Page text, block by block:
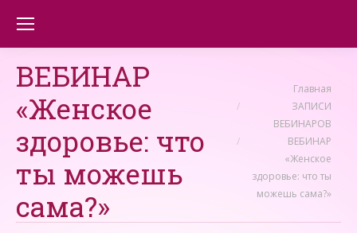
ВЕБИНАР
«Женское
здоровье: что
ты можешь
сама?»
Главная
ЗАПИСИ
ВЕБИНАРОВ
ВЕБИНАР
«Женское
здоровье: что ты
можешь сама?»